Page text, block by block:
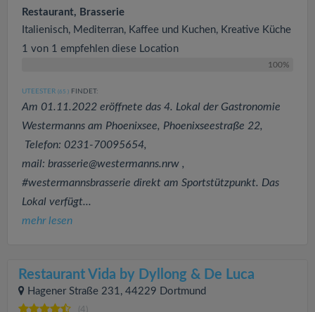
Restaurant, Brasserie
Italienisch, Mediterran, Kaffee und Kuchen, Kreative Küche
1 von 1 empfehlen diese Location
100%
UTEESTER (65 ) FINDET:
Am 01.11.2022 eröffnete das 4. Lokal der Gastronomie
Westermanns am Phoenixsee, Phoenixseestraße 22,
Telefon: 0231-70095654,
mail: brasserie@westermanns.nrw ,
#westermannsbrasserie direkt am Sportstützpunkt. Das
Lokal verfügt...
mehr lesen
Restaurant Vida by Dyllong & De Luca
Hagener Straße 231, 44229 Dortmund
(4)